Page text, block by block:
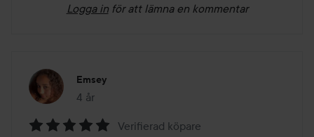
Logga in för att lämna en kommentar
Emsey
4 år
Inlägget skapades 4 år
Verifierad köpare